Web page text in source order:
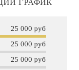
25 000 руб
25 000 руб
25 000 руб